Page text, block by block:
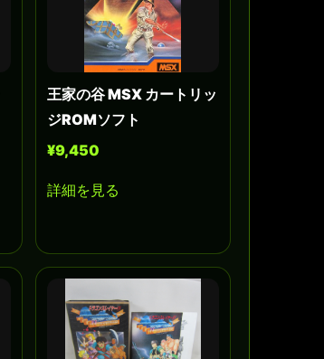
王家の谷 MSX カートリッ
ジROMソフト
¥9,450
詳細を見る